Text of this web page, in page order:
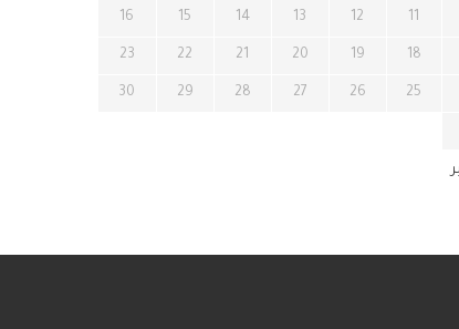
11
12
13
14
15
16
18
19
20
21
22
23
25
26
27
28
29
30